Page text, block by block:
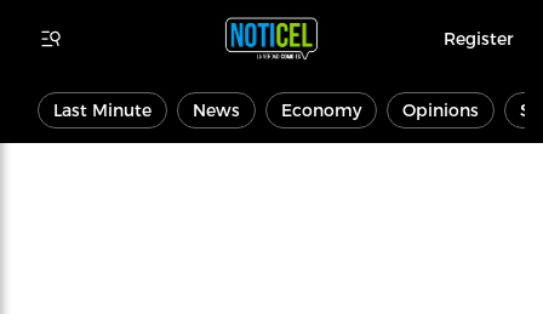
Register
Last Minute News Economy Opinions